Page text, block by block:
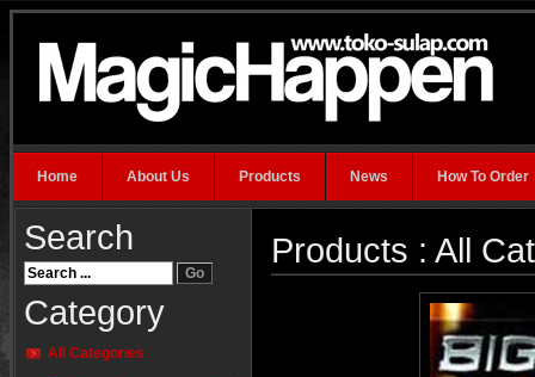
Home About Us Products News How To Order
Search
Category
All Categories
Products : All